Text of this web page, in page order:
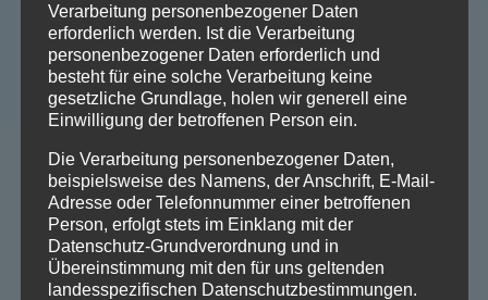
Verarbeitung personenbezogener Daten
erforderlich werden. Ist die Verarbeitung
personenbezogener Daten erforderlich und
besteht für eine solche Verarbeitung keine
gesetzliche Grundlage, holen wir generell eine
Einwilligung der betroffenen Person ein.
Die Verarbeitung personenbezogener Daten,
beispielsweise des Namens, der Anschrift, E-Mail-
Adresse oder Telefonnummer einer betroffenen
Person, erfolgt stets im Einklang mit der
Datenschutz-Grundverordnung und in
Übereinstimmung mit den für uns geltenden
landesspezifischen Datenschutzbestimmungen.